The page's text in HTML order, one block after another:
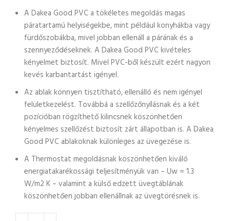
A Dakea Good PVC a tökéletes megoldás magas
páratartamú helyiségekbe, mint például konyhákba vagy
fürdőszobákba, mivel jobban ellenáll a párának és a
szennyeződéseknek. A Dakea Good PVC kivételes
kényelmet biztosít. Mivel PVC-ből készült ezért nagyon
kevés karbantartást igényel.
Az ablak könnyen tisztítható, ellenálló és nem igényel
felületkezelést. Továbbá a szellőzőnyílásnak és a két
pozícióban rögzíthető kilincsnek köszönhetően
kényelmes szellőzést biztosít zárt állapotban is. A Dakea
Good PVC ablakoknak különleges az üvegezése is.
A Thermostat megoldásnak köszönhetően kiváló
energiatakarékossági teljesítményük van – Uw = 1.3
W/m2 K – valamint a külső edzett üvegtáblának
köszönhetően jobban ellenállnak az üvegtörésnek is.